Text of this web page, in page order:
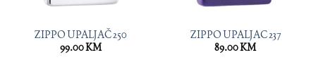
ZIPPO UPALJAČ 250
99.00KM
ZIPPO UPALJAC 237
89.00KM